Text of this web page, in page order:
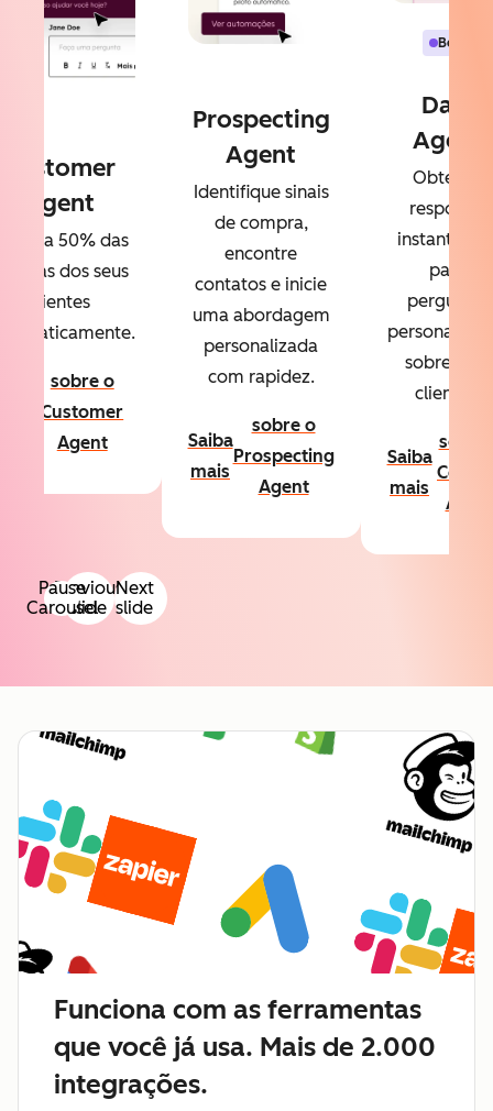
Previous
slide
Next
slide
Customer
Agent
50% das
dos seus
clientes
sobre o
Customer
Agent
Prospecting
Agent
Identifique sinais
de compra,
encontre
contatos e inicie
uma abordagem
personalizada
com rapidez.
Saiba
mais
sobre o
Prospecting
Agent
Beta
Data
Agent
Obtenha
respostas
para
perguntas
sobre seus
clientes.
Saiba
mais
sobre
Pause
Carousel
Funciona com as ferramentas
que você já usa. Mais de 2.000
integrações.